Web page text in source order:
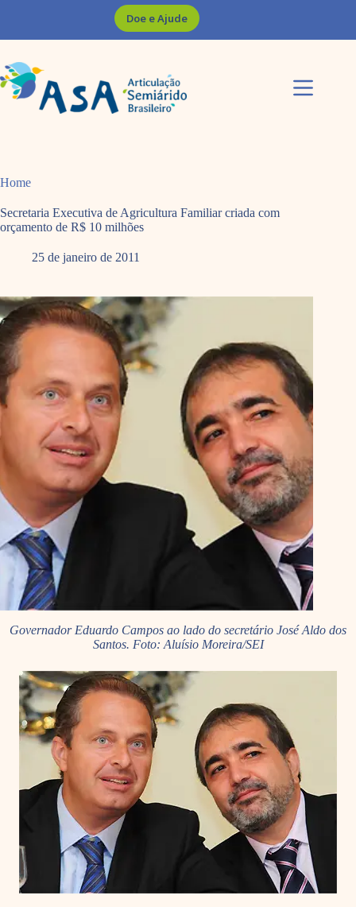
Doe e Ajude
Home
Secretaria Executiva de Agricultura Familiar criada com
orçamento de R$ 10 milhões
25 de janeiro de 2011
Governador Eduardo Campos ao lado do secretário José Aldo dos
Santos. Foto: Aluísio Moreira/SEI